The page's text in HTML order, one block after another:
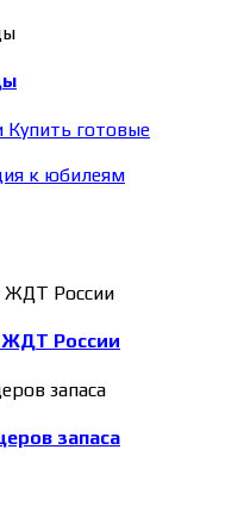
Купить готовые
к юбилеям
ЖДТ России
запаса